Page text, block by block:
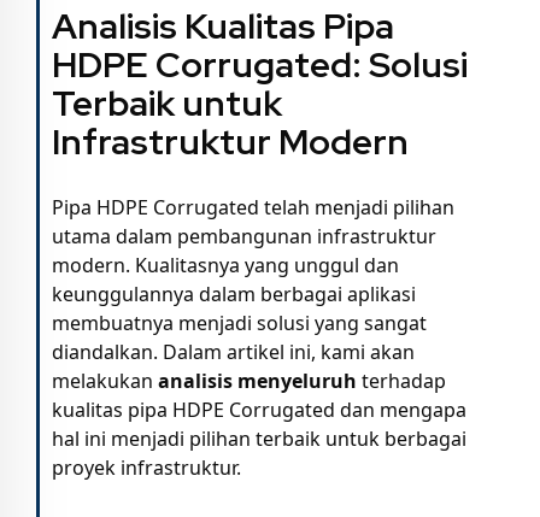
Analisis Kualitas Pipa
HDPE Corrugated: Solusi
Terbaik untuk
Infrastruktur Modern
Pipa HDPE Corrugated telah menjadi pilihan
utama dalam pembangunan infrastruktur
modern. Kualitasnya yang unggul dan
keunggulannya dalam berbagai aplikasi
membuatnya menjadi solusi yang sangat
diandalkan. Dalam artikel ini, kami akan
melakukan analisis menyeluruh terhadap
kualitas pipa HDPE Corrugated dan mengapa
hal ini menjadi pilihan terbaik untuk berbagai
proyek infrastruktur.